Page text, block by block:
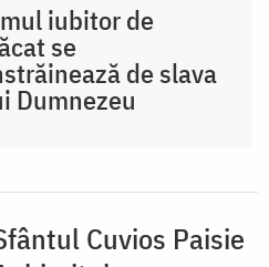
iubitor de
se
de slava
Dumnezeu
Cuvios Paisie